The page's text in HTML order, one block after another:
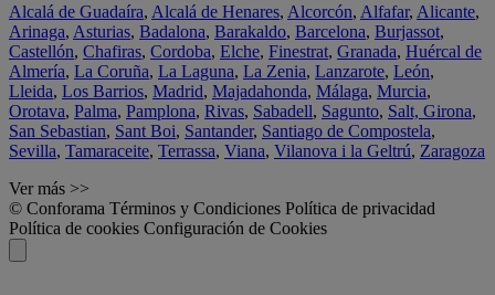
Alcalá de Guadaíra, Alcalá de Henares, Alcorcón, Alfafar, Alicante,
Arinaga, Asturias, Badalona, Barakaldo, Barcelona, Burjassot,
Castellón, Chafiras, Cordoba, Elche, Finestrat, Granada, Huércal de
Almería, La Coruña, La Laguna, La Zenia, Lanzarote, León,
Lleida, Los Barrios, Madrid, Majadahonda, Málaga, Murcia,
Orotava, Palma, Pamplona, Rivas, Sabadell, Sagunto, Salt, Girona,
San Sebastian, Sant Boi, Santander, Santiago de Compostela,
Sevilla, Tamaraceite, Terrassa, Viana, Vilanova i la Geltrú, Zaragoza
Ver más >>
© Conforama Términos y Condiciones Política de privacidad
Política de cookies Configuración de Cookies